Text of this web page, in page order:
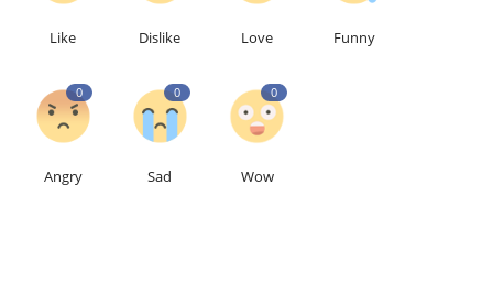
Like Dislike Love Funny
0
Angry
0
Sad
0
Wow